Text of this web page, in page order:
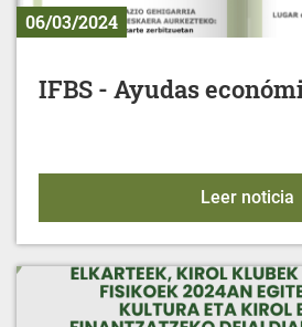
06/03/2024
IFBS - Ayudas
Leer noticia